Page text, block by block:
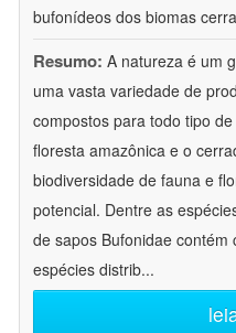
bufonídeos dos biomas
Resumo: A natureza é um
uma vasta variedade de
compostos para todo tipo
floresta amazônica e o
biodiversidade de fauna e
potencial. Dentre as
de sapos Bufonidae
espécies distrib...